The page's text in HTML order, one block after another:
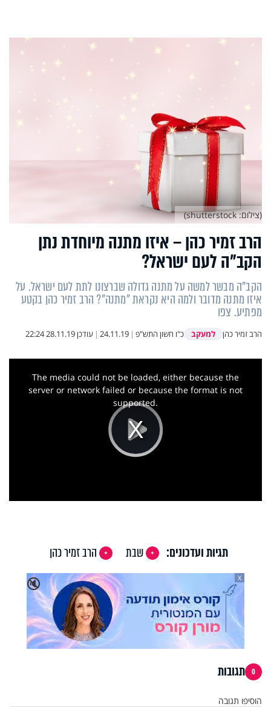
הרב זמיר כהן – איזו מתנה מיוחדת נתן
הקב"ה לעם ישראל?
הקב"ה מבשר למשה על מתנה גדולה שברצונו לתת לעם ישראל. על
איזו מתנה מדובר ולמה היא נקראת "מתנה"? הרב זמיר כהן בקטע
מפתיע. צפו
הרב זמיר כהן למעקב כ"ו חשון התש"פ |
24.11.19
| עודכן28.11.19 22:24
(צילום: shutterstock)
Play
This
The media could not be loaded, either because the
server or network failed or because the format is not
supported.
תגיות ועדכונים: שבת
הרב זמיר כהן
🔇
X
0 תגובות
הוסיפו תגובה